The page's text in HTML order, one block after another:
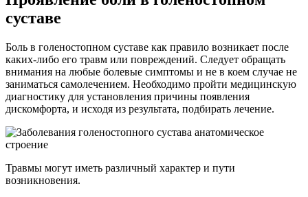
суставе
Боль в голеностопном суставе как правило возникает после
каких-либо его травм или повреждений. Следует обращать
внимания на любые болевые симптомы и не в коем случае не
заниматься самолечением. Необходимо пройти медицинскую
диагностику для установления причины появления
дискомфорта, и исходя из результата, подбирать лечение.
Травмы могут иметь различный характер и пути
возникновения.